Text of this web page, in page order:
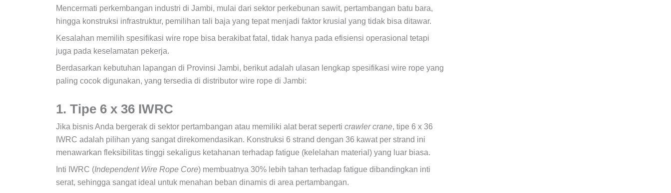
Mencermati perkembangan industri di Jambi, mulai dari sektor perkebunan sawit, pertambangan batu bara,
hingga konstruksi infrastruktur, pemilihan tali baja yang tepat menjadi faktor krusial yang tidak bisa ditawar.
Kesalahan memilih spesifikasi wire rope bisa berakibat fatal, tidak hanya pada efisiensi operasional tetapi
juga pada keselamatan pekerja.
Berdasarkan kebutuhan lapangan di Provinsi Jambi, berikut adalah ulasan lengkap spesifikasi wire rope yang
paling cocok digunakan, yang tersedia di distributor wire rope di Jambi:
1. Tipe 6 x 36 IWRC
Jika bisnis Anda bergerak di sektor pertambangan atau memiliki alat berat seperti crawler crane, tipe 6 x 36
IWRC adalah pilihan yang sangat direkomendasikan. Konstruksi 6 strand dengan 36 kawat per strand ini
menawarkan fleksibilitas tinggi sekaligus ketahanan terhadap fatigue (kelelahan material) yang luar biasa.
Inti IWRC (Independent Wire Rope Core) membuatnya 30% lebih tahan terhadap fatigue dibandingkan inti
serat, sehingga sangat ideal untuk menahan beban dinamis di area pertambangan.